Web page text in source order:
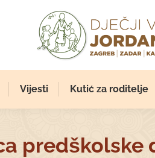
Vijesti Kutić za roditelje
predškolske